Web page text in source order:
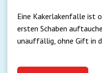
Eine Kakerlakenfalle ist
ersten Schaben
unauffällig, ohne Gift in